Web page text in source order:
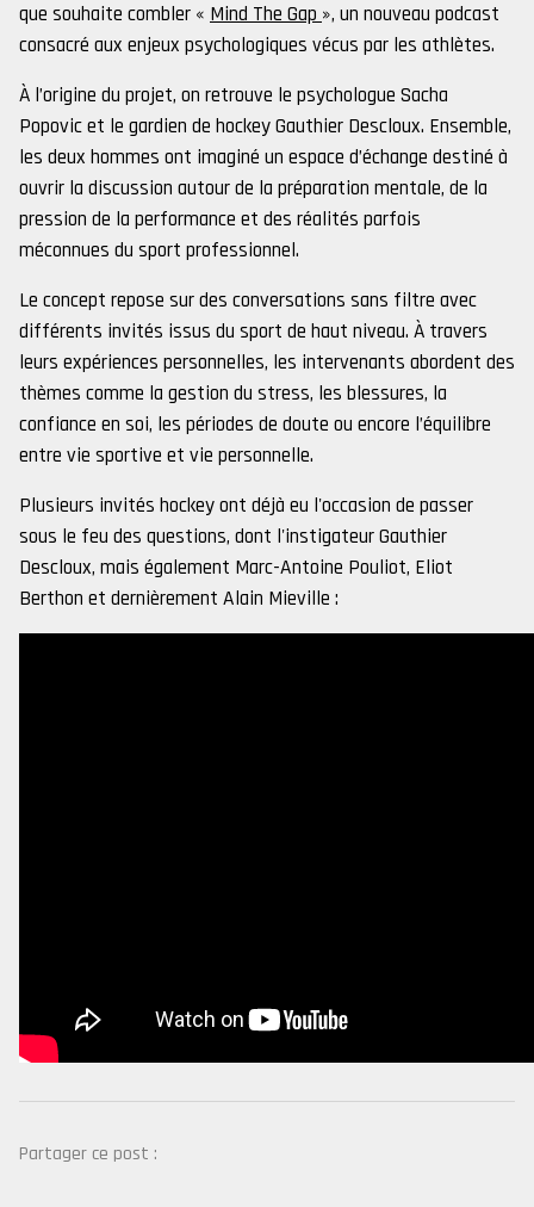
que souhaite combler « Mind The Gap », un nouveau podcast
consacré aux enjeux psychologiques vécus par les athlètes.
À l’origine du projet, on retrouve le psychologue Sacha
Popovic et le gardien de hockey Gauthier Descloux. Ensemble,
les deux hommes ont imaginé un espace d’échange destiné à
ouvrir la discussion autour de la préparation mentale, de la
pression de la performance et des réalités parfois
méconnues du sport professionnel.
Le concept repose sur des conversations sans filtre avec
différents invités issus du sport de haut niveau. À travers
leurs expériences personnelles, les intervenants abordent des
thèmes comme la gestion du stress, les blessures, la
confiance en soi, les périodes de doute ou encore l’équilibre
entre vie sportive et vie personnelle.
Plusieurs invités hockey ont déjà eu l'occasion de passer
sous le feu des questions, dont l'instigateur Gauthier
Descloux, mais également Marc-Antoine Pouliot, Eliot
Berthon et dernièrement Alain Mieville :
Partager ce post :